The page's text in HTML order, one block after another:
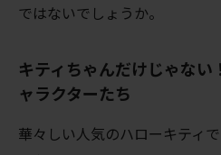
ではないでしょうか。
キティちゃんだけじゃない
ャラクターたち
華々しい人気のハローキティ